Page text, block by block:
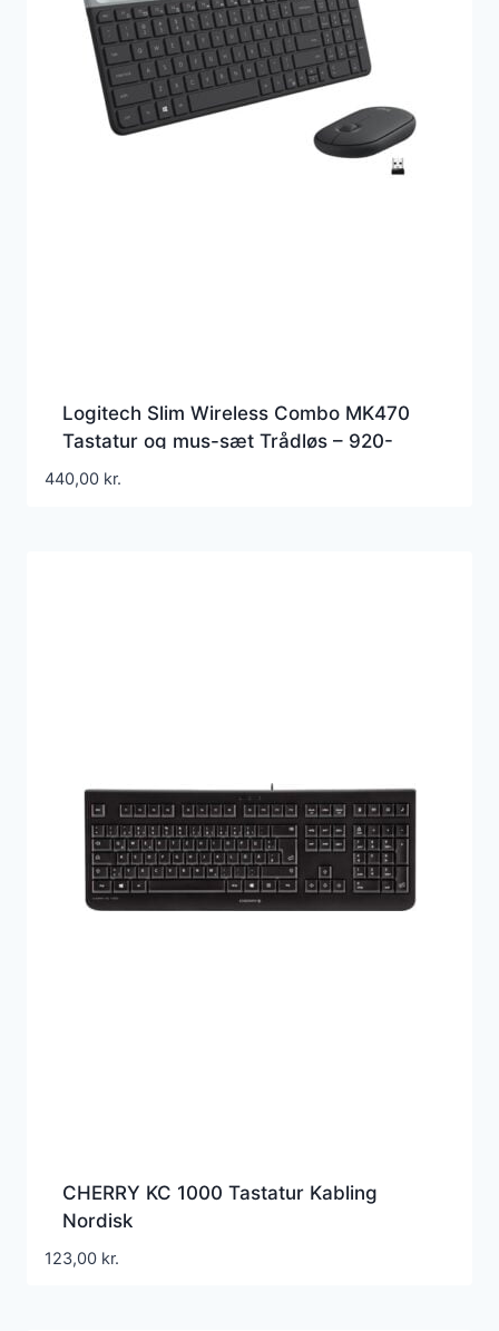
Logitech Slim Wireless Combo MK470
Tastatur og mus-sæt Trådløs – 920-
009204
440,00 kr.
CHERRY KC 1000 Tastatur Kabling
Nordisk
123,00 kr.